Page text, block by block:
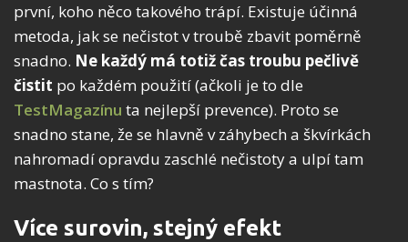
první, koho něco takového trápí. Existuje účinná
metoda, jak se nečistot v troubě zbavit poměrně
snadno. Ne každý má totiž čas troubu pečlivě
čistit po každém použití (ačkoli je to dle
TestMagazínu ta nejlepší prevence). Proto se
snadno stane, že se hlavně v záhybech a škvírkách
nahromadí opravdu zaschlé nečistoty a ulpí tam
mastnota. Co s tím?
Více surovin, stejný efekt